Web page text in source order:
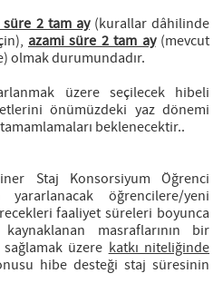
süre 2 tam ay(kurallar dâhilinde
azami süre 2 tam ay(mevcut
olmak durumundadır.
üzere seçilecek hibeli
önümüzdeki yaz dönemi
beklenecektir..
Staj Konsorsiyum Öğrenci
öğrencilere/yeni
faaliyet süreleri boyunca
kaynaklanan masraflarının bir
sağlamak üzere katkı niteliğinde
hibe desteği staj süresinin